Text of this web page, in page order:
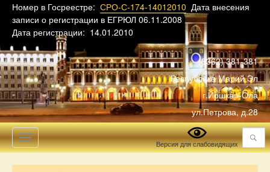
Номер в Госреестре: СРО-С-174-14012010 Дата внесения
записи о регистрации в ЕГРЮЛ 06.11.2008
Дата регистрации: 14.01.2010
(8362) 381-381
Республика Марий Эл
г.Йошкар-Ола
ул.Петрова, д.28
Toggle
navigation
Версия для слабовидящих Поиск